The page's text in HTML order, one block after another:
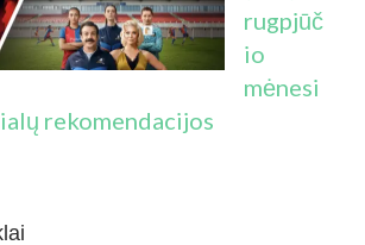
rugpjūč
io
mėnesi
rekomendacijos